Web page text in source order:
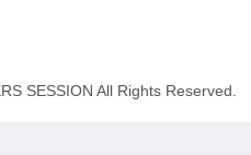
SESSION All Rights Reserved.